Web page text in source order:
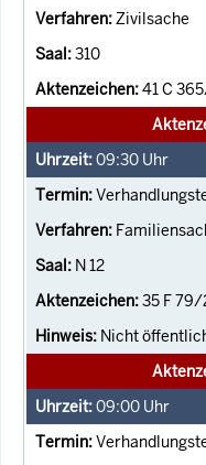
Zivilsache
310
41 C
09:30 Uhr
N 12
35 F 79/
Nicht
09:00 Uhr